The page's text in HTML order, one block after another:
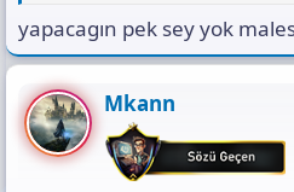
yapacagın pek sey yok
Mkann